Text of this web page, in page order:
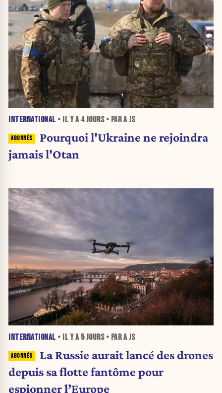
INTERNATIONAL • IL Y A 4 JOURS• PAR A JS
Pourquoi l'Ukraine ne rejoindra
jamais l'Otan
INTERNATIONAL • IL Y A 5 JOURS• PAR A JS
La Russie aurait lancé des drones
depuis sa flotte fantôme pour
espionner l’Europe